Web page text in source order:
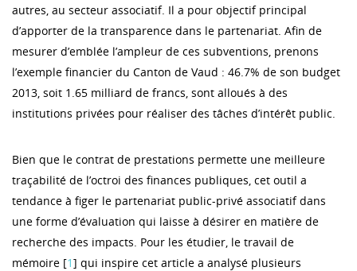
autres, au secteur associatif. Il a pour objectif principal
d’apporter de la transparence dans le partenariat. Afin de
mesurer d’emblée l’ampleur de ces subventions, prenons
l’exemple financier du Canton de Vaud : 46.7% de son budget
2013, soit 1.65 milliard de francs, sont alloués à des
institutions privées pour réaliser des tâches d’intérêt public.
Bien que le contrat de prestations permette une meilleure
traçabilité de l’octroi des finances publiques, cet outil a
tendance à figer le partenariat public-privé associatif dans
une forme d’évaluation qui laisse à désirer en matière de
recherche des impacts. Pour les étudier, le travail de
mémoire [1] qui inspire cet article a analysé plusieurs